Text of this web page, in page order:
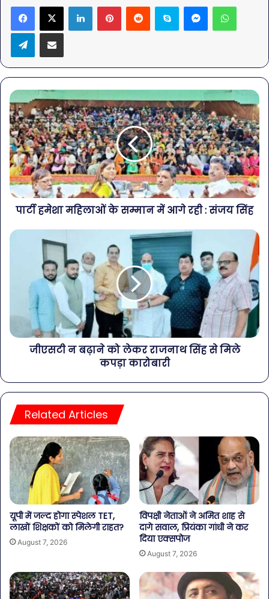
LinkedInPinterestReddit Skype Messenger
TelegramShare via Email
पार्टी हमेशा महिलाओं के सम्मान में आगे रही : संजय सिंह
जीएसटी न बढ़ाने को लेकर राजनाथ सिंह से मिले
कपड़ा कारोबारी
Related Articles
यूपी में जल्द होगा स्पेशल TET,
लाखों शिक्षकों को मिलेगी राहत?
August 7, 2026
विपक्षी नेताओं ने अमित शाह से
दागे सवाल, प्रियंका गांधी ने कर
दिया एक्सपोज
August 7, 2026